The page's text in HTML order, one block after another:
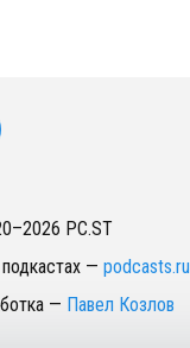
2026 PC.ST
— podcasts.ru
— Павел Козлов